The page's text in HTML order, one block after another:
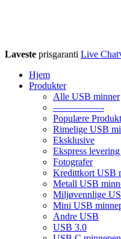
Laveste prisgaranti Live Chat
Hjem
Produkter
Alle USB minner
—————-
Populære
Rimelige USB
Eksklusive
Ekspress
Fotografer
Kredittkort USB
Metall USB
Miljøvennlige
Mini USB
Andre USB
USB 3.0